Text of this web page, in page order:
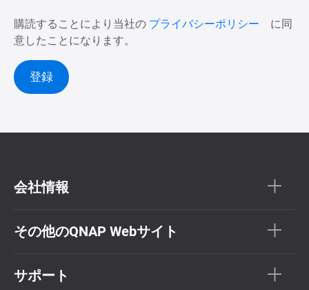
購読することにより当社の プライバシーポリシー に同
意したことになります。
登録
会社情報
その他のQNAP Webサイト
サポート